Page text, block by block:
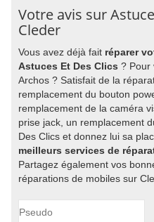
Votre avis sur
Cleder
Vous avez déjà fait réparer
Astuces Et Des Clics ? Pour
Archos ? Satisfait de la
remplacement du bouton
remplacement de la caméra
prise jack, un remplacement
Des Clics et donnez lui sa
meilleurs services de
Partagez également vos
réparations de mobiles sur